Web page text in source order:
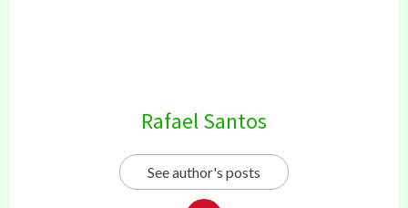
Rafael Santos
See author's posts